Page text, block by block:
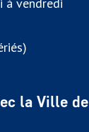
la Ville de